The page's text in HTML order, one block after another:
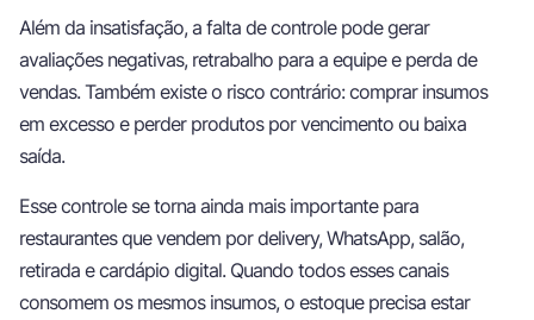
Além da insatisfação, a falta de controle pode gerar
avaliações negativas, retrabalho para a equipe e perda de
vendas. Também existe o risco contrário: comprar insumos
em excesso e perder produtos por vencimento ou baixa
saída.
Esse controle se torna ainda mais importante para
restaurantes que vendem por delivery, WhatsApp, salão,
retirada e cardápio digital. Quando todos esses canais
consomem os mesmos insumos, o estoque precisa estar